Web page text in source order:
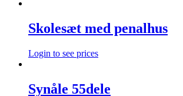
Skolesæt med penalhus
Login to see prices
Synåle 55dele